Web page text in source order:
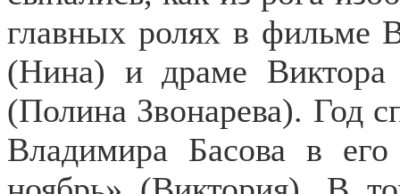
главных ролях в фильме
(Нина) и драме Виктора
(Полина Звонарева). Год
Владимира Басова в